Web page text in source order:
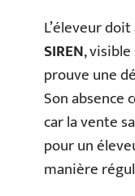
L’éleveur
SIREN,
prouve une
Son absence
car la vente
pour un
manière